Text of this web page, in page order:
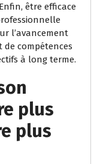
être efficace
l’avancement
compétences
à long terme.
plus
plus